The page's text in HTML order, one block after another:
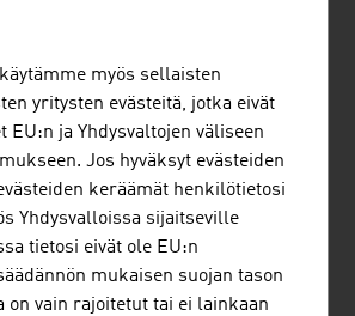
AG & CO K.G.
myös sellaisten
yritysten evästeitä, jotka eivät
EU:n ja Yhdysvaltojen väliseen
Jos hyväksyt evästeiden
keräämät henkilötietosi
Yhdysvalloissa sijaitseville
tietosi eivät ole EU:n
mukaisen suojan tason
on vain rajoitetut tai ei lainkaan